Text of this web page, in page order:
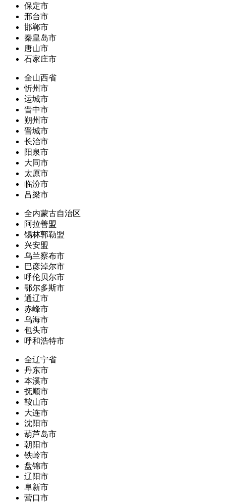
保定市
邢台市
邯郸市
秦皇岛市
唐山市
石家庄市
全山西省
忻州市
运城市
晋中市
朔州市
晋城市
长治市
阳泉市
大同市
太原市
临汾市
吕梁市
全内蒙古自治区
阿拉善盟
锡林郭勒盟
兴安盟
乌兰察布市
巴彦淖尔市
呼伦贝尔市
鄂尔多斯市
通辽市
赤峰市
乌海市
包头市
呼和浩特市
全辽宁省
丹东市
本溪市
抚顺市
鞍山市
大连市
沈阳市
葫芦岛市
朝阳市
铁岭市
盘锦市
辽阳市
阜新市
营口市